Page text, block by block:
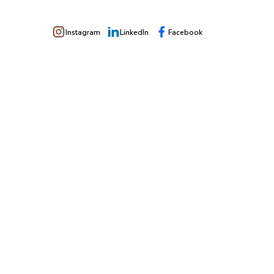
Instagram LinkedIn Facebook